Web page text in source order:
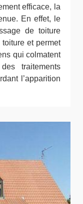
efficace, la
En effet, le
de toiture
et permet
qui colmatent
traitements
l’apparition